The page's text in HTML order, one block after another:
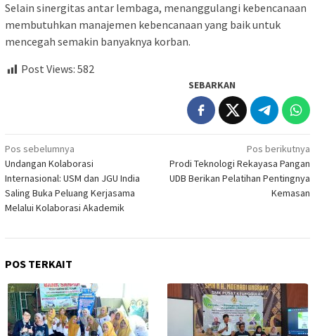
Selain sinergitas antar lembaga, menanggulangi kebencanaan
membutuhkan manajemen kebencanaan yang baik untuk
mencegah semakin banyaknya korban.
Post Views: 582
SEBARKAN
Navigasi
pos
Pos sebelumnya
Undangan Kolaborasi
Internasional: USM dan JGU India
Saling Buka Peluang Kerjasama
Melalui Kolaborasi Akademik
Pos berikutnya
Prodi Teknologi Rekayasa Pangan
UDB Berikan Pelatihan Pentingnya
Kemasan
POS TERKAIT